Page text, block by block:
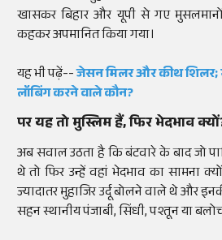
खासकर बिहार और यूपी से गए मुसलमानों
कहकर अपमानित किया गया।
यह भी पढ़ें--जेसन मिलर और कीथ शिलर;
लॉबिंग करने वाले कौन?
पर यह तो मुस्लिम हैं, फिर भेदभाव
अब सवाल उठता है कि बंटवारे के बाद जो
थे तो फिर उन्हें वहां भेदभाव का सामना
ज्यादातर मुहाजिर उर्दू बोलने वाले थे और
सहन स्थानीय पंजाबी, सिंधी, पश्तून या